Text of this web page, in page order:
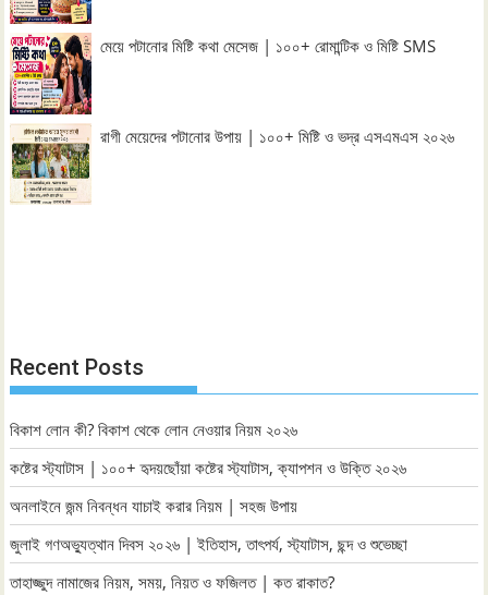
মেয়ে পটানোর মিষ্টি কথা মেসেজ | ১০০+ রোমান্টিক ও মিষ্টি SMS
রাগী মেয়েদের পটানোর উপায় | ১০০+ মিষ্টি ও ভদ্র এসএমএস ২০২৬
Recent Posts
বিকাশ লোন কী? বিকাশ থেকে লোন নেওয়ার নিয়ম ২০২৬
কষ্টের স্ট্যাটাস | ১০০+ হৃদয়ছোঁয়া কষ্টের স্ট্যাটাস, ক্যাপশন ও উক্তি ২০২৬
অনলাইনে জন্ম নিবন্ধন যাচাই করার নিয়ম | সহজ উপায়
জুলাই গণঅভ্যুত্থান দিবস ২০২৬ | ইতিহাস, তাৎপর্য, স্ট্যাটাস, ছন্দ ও শুভেচ্ছা
তাহাজ্জুদ নামাজের নিয়ম, সময়, নিয়ত ও ফজিলত | কত রাকাত?